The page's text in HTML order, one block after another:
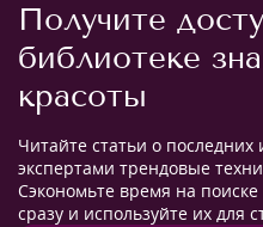
Получите
библиотеке
красоты
Читайте статьи о последних
экспертами трендовые
Сэкономьте время на
сразу и используйте их для